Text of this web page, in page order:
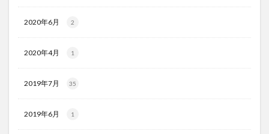
2020年6月 2
2020年4月 1
2019年7月 35
2019年6月 1